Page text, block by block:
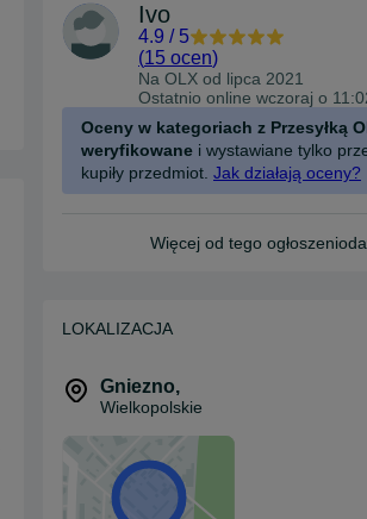
Ivo
4.9 / 5
(15 ocen)
Na OLX od lipca 2021
Ostatnio online wczoraj o
Oceny w kategoriach z Przesyłką
weryfikowane i wystawiane tylko
kupiły przedmiot. Jak działają oceny?
Więcej od tego
LOKALIZACJA
Gniezno,
Wielkopolskie